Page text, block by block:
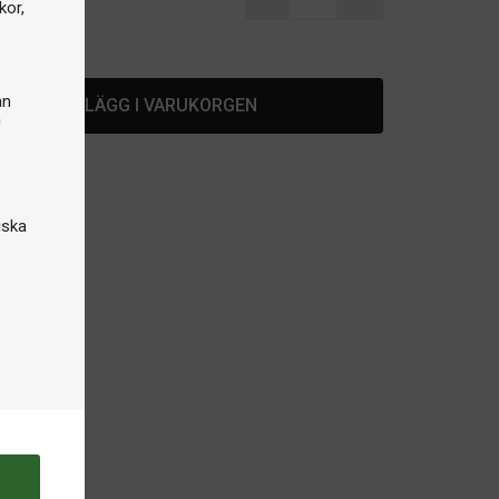
LÄGG I VARUKORGEN